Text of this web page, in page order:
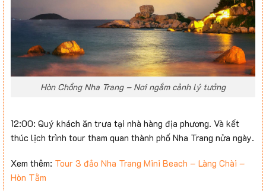
Hòn Chồng Nha Trang – Nơi ngắm cảnh lý tưởng
12:00: Quý khách ăn trưa tại nhà hàng địa phương. Và kết
thúc lịch trình tour tham quan thành phố Nha Trang nửa ngày.
Xem thêm: Tour 3 đảo Nha Trang Mini Beach – Làng Chài –
Hòn Tằm